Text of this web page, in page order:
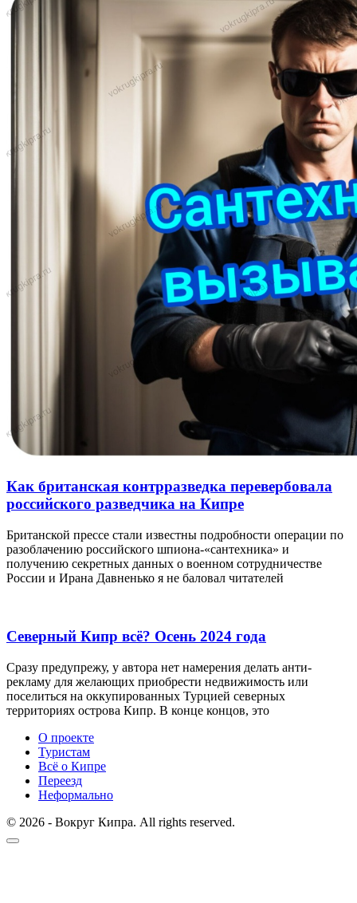
Как британская контрразведка перевербовала
российского разведчика на Кипре
Британской прессе стали известны подробности операции по
разоблачению российского шпиона-«сантехника» и
получению секретных данных о военном сотрудничестве
России и Ирана Давненько я не баловал читателей
Северный Кипр всё? Осень 2024 года
Сразу предупрежу, у автора нет намерения делать анти-
рекламу для желающих приобрести недвижимость или
поселиться на оккупированных Турцией северных
территориях острова Кипр. В конце концов, это
О проекте
Туристам
Всё о Кипре
Переезд
Неформально
© 2026 - Вокруг Кипра. All rights reserved.